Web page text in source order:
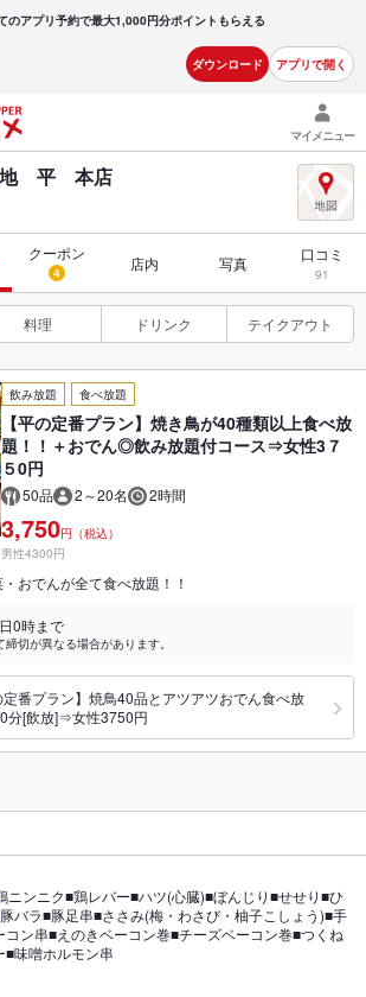
のアプリ予約で最大1,000円分ポイントもらえる
ダウンロード アプリで開く
マイメニュー
地 平 本店
クーポン
4 店内 写真 口コミ
91
料理 ドリンク テイクアウト
飲み放題 食べ放題
【平の定番プラン】焼き鳥が40種類以上食べ放
題！！＋おでん◎飲み放題付コース⇒女性3７
５0円
50品 2～20名 2時間
3,750円（税込）
男性4300円
おでんが全て食べ放題！！
0時まで
切が異なる場合があります。
定番プラン】焼鳥40品とアツアツおでん食べ放
分[飲放]⇒女性3750円
ニンニク■鶏レバー■ハツ(心臓)■ぼんじり■せせり■ひ
バラ■豚足串■ささみ(梅・わさび・柚子こしょう)■手
ン串■えのきベーコン巻■チーズベーコン巻■つくね
■味噌ホルモン串